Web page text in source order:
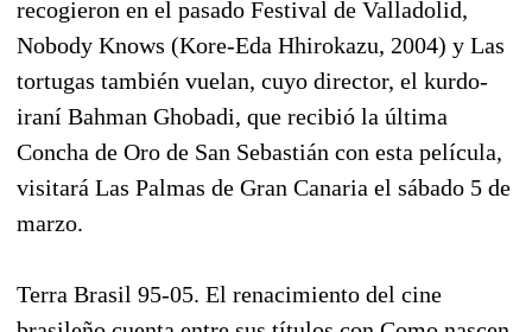
recogieron en el pasado Festival de Valladolid,
Nobody Knows (Kore-Eda Hhirokazu, 2004) y Las
tortugas también vuelan, cuyo director, el kurdo-
iraní Bahman Ghobadi, que recibió la última
Concha de Oro de San Sebastián con esta película,
visitará Las Palmas de Gran Canaria el sábado 5 de
marzo.
Terra Brasil 95-05. El renacimiento del cine